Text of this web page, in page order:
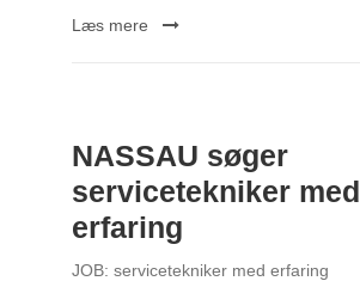
Læs mere
NASSAU søger
servicetekniker med
erfaring
JOB: servicetekniker med erfaring